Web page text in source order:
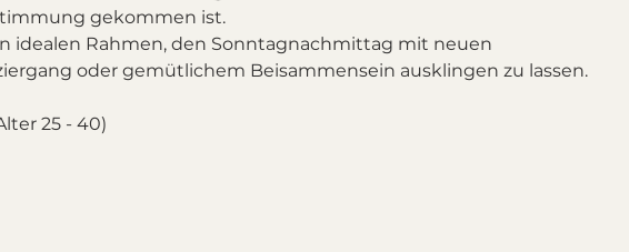
gekommen ist.
idealen Rahmen, den Sonntagnachmittag mit neuen
oder gemütlichem Beisammensein ausklingen zu lassen.
25 - 40)